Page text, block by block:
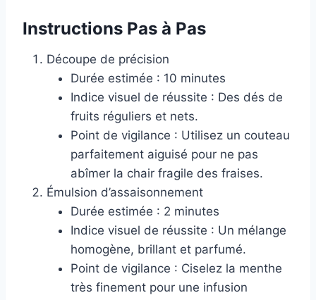
Instructions Pas à Pas
Découpe de précision
Durée estimée : 10 minutes
Indice visuel de réussite : Des dés de
fruits réguliers et nets.
Point de vigilance : Utilisez un couteau
parfaitement aiguisé pour ne pas
abîmer la chair fragile des fraises.
Émulsion d’assaisonnement
Durée estimée : 2 minutes
Indice visuel de réussite : Un mélange
homogène, brillant et parfumé.
Point de vigilance : Ciselez la menthe
très finement pour une infusion